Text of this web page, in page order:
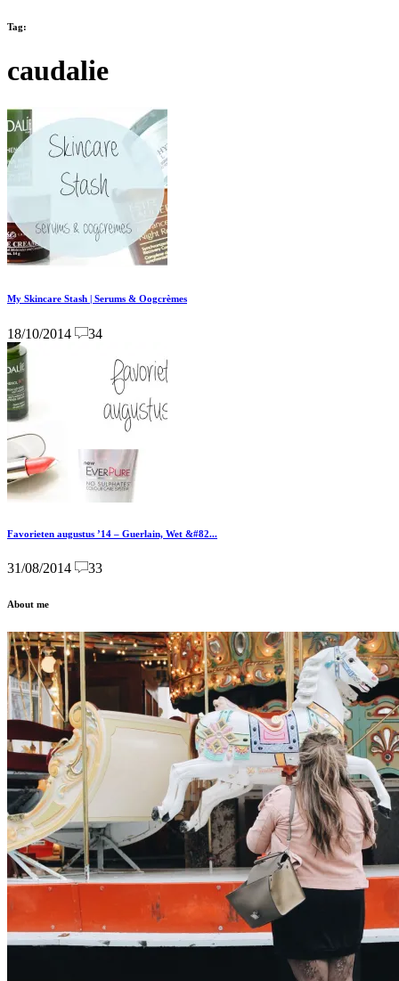
Tag:
caudalie
My Skincare Stash | Serums & Oogcrèmes
18/10/2014 34
Favorieten augustus ’14 – Guerlain, Wet &#82...
31/08/2014 33
About me